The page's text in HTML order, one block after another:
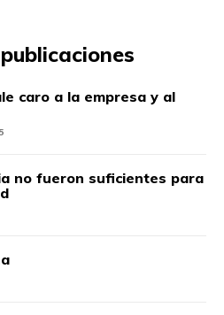
caro a la empresa y al
no fueron suficientes para